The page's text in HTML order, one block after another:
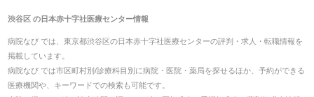
渋谷区の日本赤十字社医療センター情報
病院なび では、 東京都渋谷区の日本赤十字社医療センターの評判・求人・転職情報を
掲載しています。
病院なび では市区町村別/診療科目別に病院・医院・薬局を探せるほか、予約ができる
医療機関や、キーワードでの検索も可能です。